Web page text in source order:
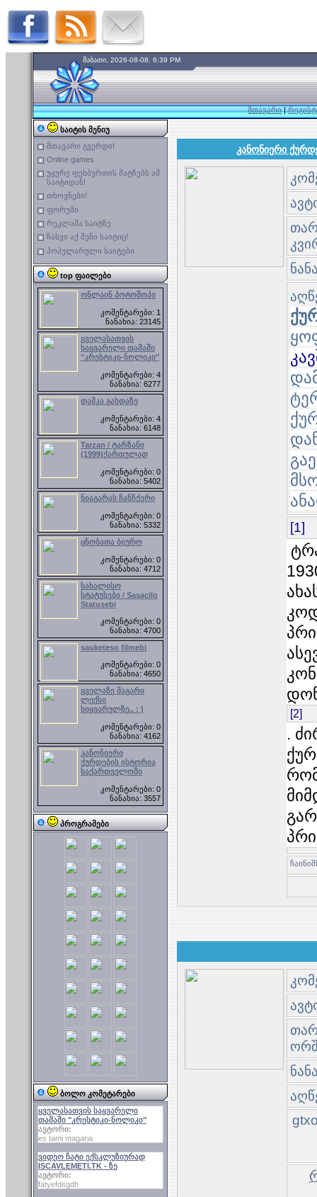
შაბათი, 2026-08-08, 6:39 PM
მთავარი|
საიტის მენიუ
მთავარი გვერდი!
Online games
უყურე ფეხბურთის მატჩებს ამ
საიტიდან!
თხოვნები!
ფორუმი
რეკლამა საიტზე
ჩასვი აქ შენი საიტიც!
პოპულარული საიტები
top ფაილები
ონლაინ პოტოშოპი
კომენტარები: 1
ნანახია: 23145
ყველასათვის
საყვარელი თამაში
"კრესტიკი-ნოლიკი"
კომენტარები: 4
ნანახია: 6277
დამკა გახდაზე
კომენტარები: 4
ნანახია: 6148
Tarzan / ტარზანი
(1999)ქართულად
კომენტარები: 0
ნანახია: 5402
ნიაგარას ჩანჩქერი
კომენტარები: 0
ნანახია: 5332
ცნობათა ბიურო
კომენტარები: 0
ნანახია: 4712
სახალისო
სტატუსები / Sasacilo
Statusebi
კომენტარები: 0
ნანახია: 4700
sauketeso filmebi
კომენტარები: 0
ნანახია: 4650
ყველაზე მაგარი
ლექსი
სიყვარულზე.. : )
კომენტარები: 0
ნანახია: 4162
კანონიერი
ქურდების ისტორია
საქართველოში
კომენტარები: 0
ნანახია: 3557
პროგრამები
ბოლო კომეტარები
ყველასათვის საყვარელი
თამაში "კრესტიკი-ნოლიკი"
ავტორი:
es tami magaria
ვიდეო ჩატი ექსკლუზიურად
ISCAVLEMETI.TK - ზე
ავტორი:
fatyefdsgdh
კანონიერი
[1]
[2]
.